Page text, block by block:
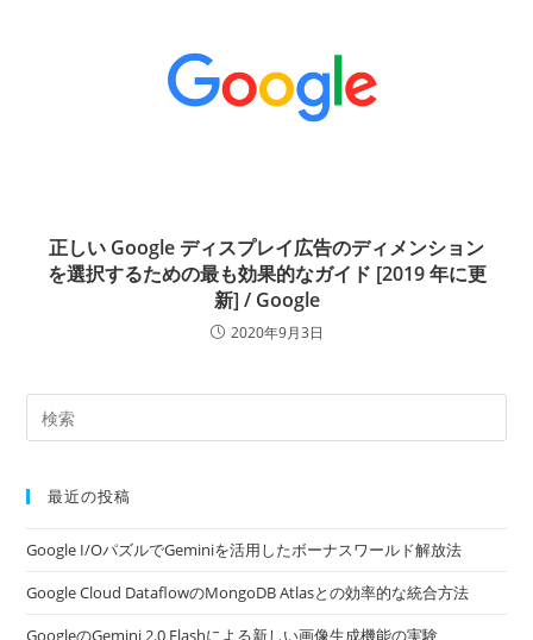
正しい Google ディスプレイ広告のディメンション
を選択するための最も効果的なガイド [2019 年に更
新] / Google
2020年9月3日
最近の投稿
Google I/OパズルでGeminiを活用したボーナスワールド解放法
Google Cloud DataflowのMongoDB Atlasとの効率的な統合方法
GoogleのGemini 2.0 Flashによる新しい画像生成機能の実験